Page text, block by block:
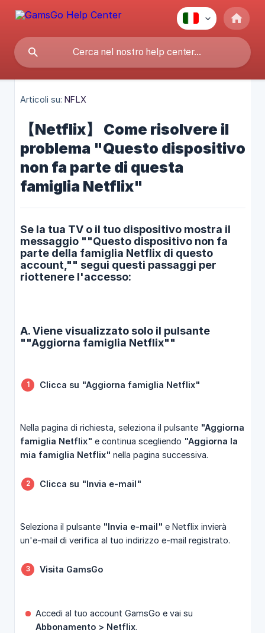
Articoli su: NFLX
【Netflix】 Come risolvere il
problema "Questo dispositivo
non fa parte di questa
famiglia Netflix"
Se la tua TV o il tuo dispositivo mostra il
messaggio ""Questo dispositivo non fa
parte della famiglia Netflix di questo
account,"" segui questi passaggi per
riottenere l'accesso:
A. Viene visualizzato solo il pulsante
""Aggiorna famiglia Netflix""
Clicca su "Aggiorna famiglia Netflix"
Nella pagina di richiesta, seleziona il pulsante "Aggiorna
famiglia Netflix" e continua scegliendo "Aggiorna la
mia famiglia Netflix" nella pagina successiva.
Clicca su "Invia e-mail"
Seleziona il pulsante "Invia e-mail" e Netflix invierà
un'e-mail di verifica al tuo indirizzo e-mail registrato.
Visita GamsGo
Accedi al tuo account GamsGo e vai su
Abbonamento > Netflix.